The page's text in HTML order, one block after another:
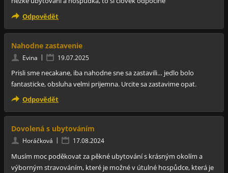
Odpovědět
Nahodne zastavenie
Evina | 19.07.2025
Prisli sme necakane, iba nahodne sne sa zastavili… jedlo bolo
fantasticke, obsluha velmi prijemna. Urcite sa zastavime opat.
Odpovědět
Dovolená s ubytováním
Horáčková | 17.08.2024
Musím moc poděkovat za pěkné ubytování s krásným okolím a
výborným stravováním, které je možné v útulné hospůdce, která je